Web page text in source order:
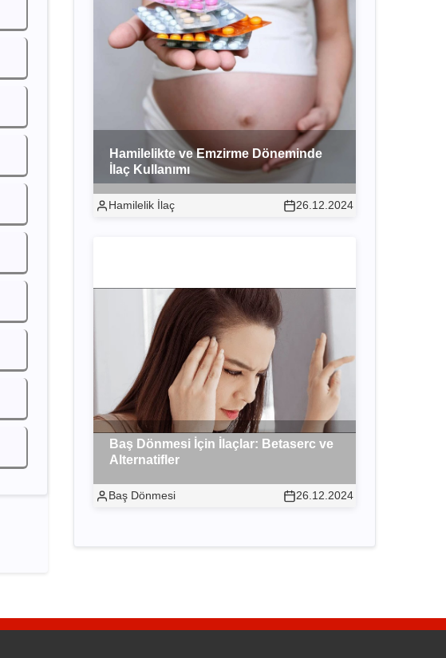
Hamilelikte ve Emzirme Döneminde
İlaç Kullanımı
Hamilelik İlaç 26.12.2024
Baş Dönmesi İçin İlaçlar: Betaserc ve
Alternatifler
Baş Dönmesi 26.12.2024